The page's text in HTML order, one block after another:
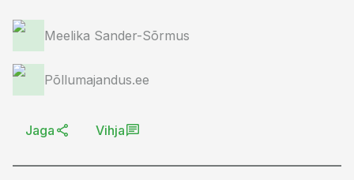
Meelika Sander-Sõrmus
Põllumajandus.ee
Jaga Vihja